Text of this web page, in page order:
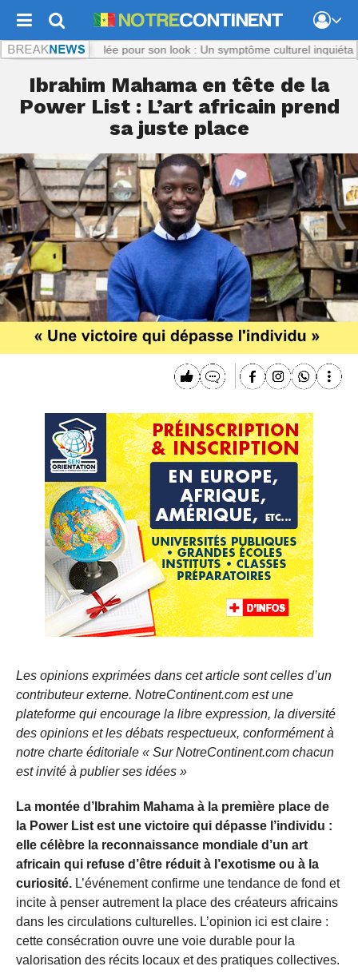
: Titi, ciblée pour son look : Un symptôme culturel inquiétant
Ibrahim Mahama en tête de la
Power List : L’art africain prend
sa juste place
Les opinions exprimées dans cet article sont celles d’un
contributeur externe. NotreContinent.com est une
plateforme qui encourage la libre expression, la diversité
des opinions et les débats respectueux, conformément à
notre charte éditoriale « Sur NotreContinent.com chacun
est invité à publier ses idées »
La montée d’Ibrahim Mahama à la première place de
la Power List est une victoire qui dépasse l’individu :
elle célèbre la reconnaissance mondiale d’un art
africain qui refuse d’être réduit à l’exotisme ou à la
curiosité. L’événement confirme une tendance de fond et
incite à penser autrement la place des créateurs africains
dans les circulations culturelles. L’opinion ici est claire :
cette consécration ouvre une voie durable pour la
valorisation des récits locaux et des pratiques collectives.